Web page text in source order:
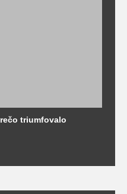
triumfovalo